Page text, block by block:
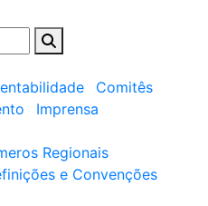
Comitês
Imprensa
Regionais
e Convenções